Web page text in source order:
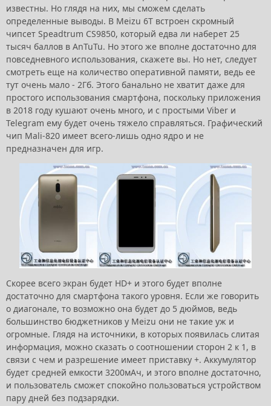
известны. Но глядя на них, мы сможем сделать
определенные выводы. В Meizu 6T встроен скромный
чипсет Speadtrum CS9850, который едва ли наберет 25
тысяч баллов в AnTuTu. Но этого же вполне достаточно для
повседневного использования, скажете вы. Но нет, следует
смотреть еще на количество оперативной памяти, ведь ее
тут очень мало - 2Гб. Этого банально не хватит даже для
простого использования смартфона, поскольку приложения
в 2018 году кушают очень много, и с простыми Viber и
Telegram ему будет очень тяжело справляться. Графический
чип Mali-820 имеет всего-лишь одно ядро и не
предназначен для игр.
Скорее всего экран будет HD+ и этого будет вполне
достаточно для смартфона такого уровня. Если же говорить
о диагонале, то возможно она будет до 5 дюймов, ведь
большинство бюджетников у Meizu они не такие уж и
огромные. Глядя на источники, в которых появилась слитая
информация, можно сказать о соотношении сторон 2 к 1, в
связи с чем и разрешение имеет приставку +. Аккумулятор
будет средней емкости 3200мАч, и этого вполне достаточно,
и пользователь сможет спокойно пользоваться устройством
пару дней без подзарядки.